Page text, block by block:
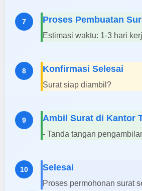
7 Proses Pembuatan
Estimasi waktu: 1-3 hari
8 Konfirmasi Selesai
Surat siap diambil?
9 Ambil Surat di Kantor
- Tanda tangan
10 Selesai
Proses permohonan surat